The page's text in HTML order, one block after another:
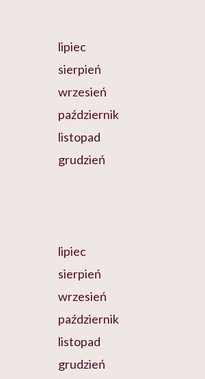
lipiec
sierpień
wrzesień
październik
listopad
grudzień
lipiec
sierpień
wrzesień
październik
listopad
grudzień